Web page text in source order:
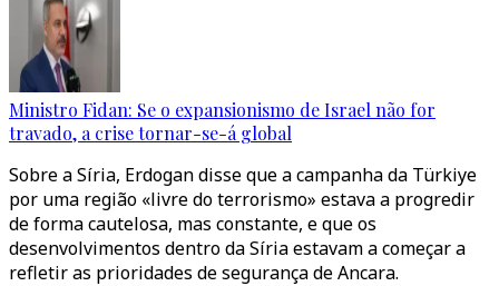
Ministro Fidan: Se o expansionismo de Israel não for
travado, a crise tornar-se-á global
Sobre a Síria, Erdogan disse que a campanha da Türkiye
por uma região «livre do terrorismo» estava a progredir
de forma cautelosa, mas constante, e que os
desenvolvimentos dentro da Síria estavam a começar a
refletir as prioridades de segurança de Ancara.